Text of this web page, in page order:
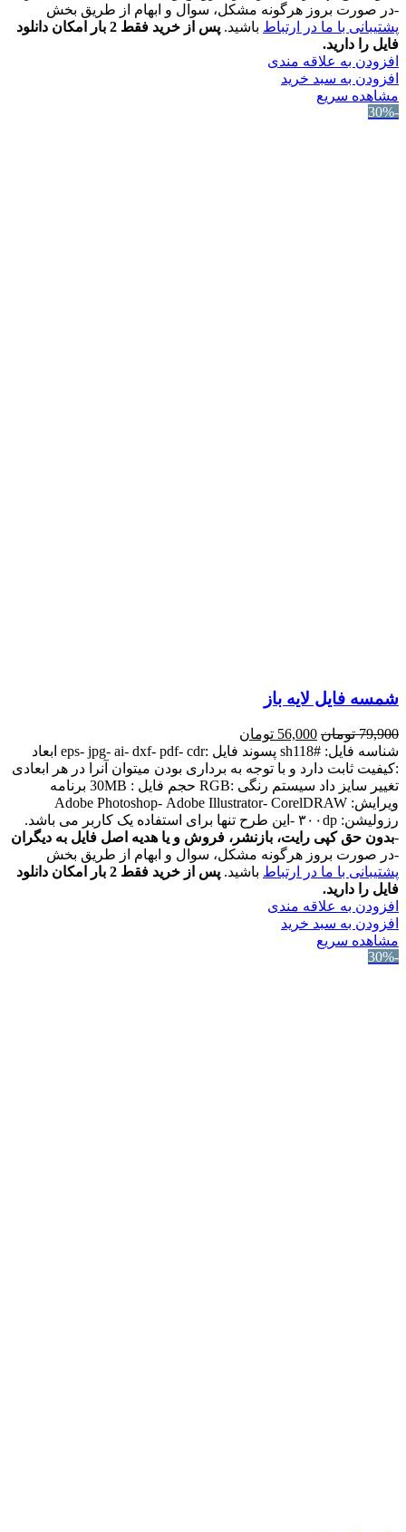
-در صورت بروز هرگونه مشکل، سوال و ابهام از طریق بخش
پشتیبانی با ما در ارتباط باشید.
پس از خرید فقط 2 بار امکان دانلود
فایل را دارید.
افزودن به علاقه مندی
افزودن به سبد خرید
مشاهده سریع
-30%
شمسه فایل لایه باز
79,900 تومان 56,000 تومان
شناسه فایل: #sh118 پسوند فایل :eps- jpg- ai- dxf- pdf- cdr ابعاد
:کیفیت ثابت دارد و با توجه به برداری بودن میتوان آنرا در هر ابعادی
تغییر سایز داد سیستم رنگی :RGB حجم فایل : 30MB برنامه
ویرایش: Adobe Photoshop- Adobe Illustrator- CorelDRAW
رزولیشن: ۳۰۰dp -این طرح تنها برای استفاده یک کاربر می باشد.
-بدون حق کپی رایت، بازنشر، فروش و یا هدیه اصل فایل به دیگران
-در صورت بروز هرگونه مشکل، سوال و ابهام از طریق بخش
پشتیبانی با ما در ارتباط باشید.
پس از خرید فقط 2 بار امکان دانلود
فایل را دارید.
افزودن به علاقه مندی
افزودن به سبد خرید
مشاهده سریع
-30%